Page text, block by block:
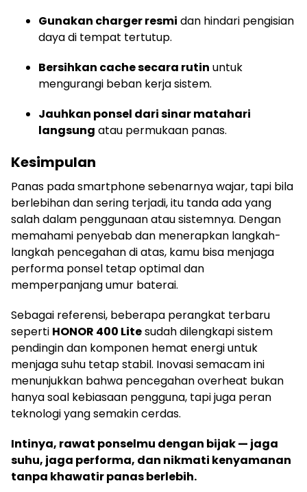
Gunakan charger resmi dan hindari pengisian
daya di tempat tertutup.
Bersihkan cache secara rutin untuk
mengurangi beban kerja sistem.
Jauhkan ponsel dari sinar matahari
langsung atau permukaan panas.
Kesimpulan
Panas pada smartphone sebenarnya wajar, tapi bila
berlebihan dan sering terjadi, itu tanda ada yang
salah dalam penggunaan atau sistemnya. Dengan
memahami penyebab dan menerapkan langkah-
langkah pencegahan di atas, kamu bisa menjaga
performa ponsel tetap optimal dan
memperpanjang umur baterai.
Sebagai referensi, beberapa perangkat terbaru
seperti HONOR 400 Litesudah dilengkapi sistem
pendingin dan komponen hemat energi untuk
menjaga suhu tetap stabil. Inovasi semacam ini
menunjukkan bahwa pencegahan overheat bukan
hanya soal kebiasaan pengguna, tapi juga peran
teknologi yang semakin cerdas.
Intinya, rawat ponselmu dengan bijak — jaga
suhu, jaga performa, dan nikmati kenyamanan
tanpa khawatir panas berlebih.